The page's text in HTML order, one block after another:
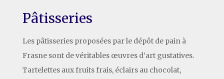
Pâtisseries
Les pâtisseries proposées par le dépôt de pain à
Frasne sont de véritables œuvres d’art gustatives.
Tartelettes aux fruits frais, éclairs au chocolat,